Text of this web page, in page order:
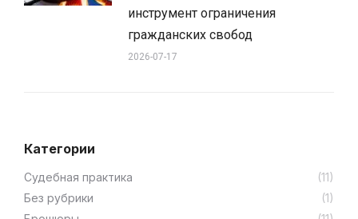
инструмент ограничения
гражданских свобод
2026-07-17
Категории
Cудебная практика
(11)
Без рубрики
(1)